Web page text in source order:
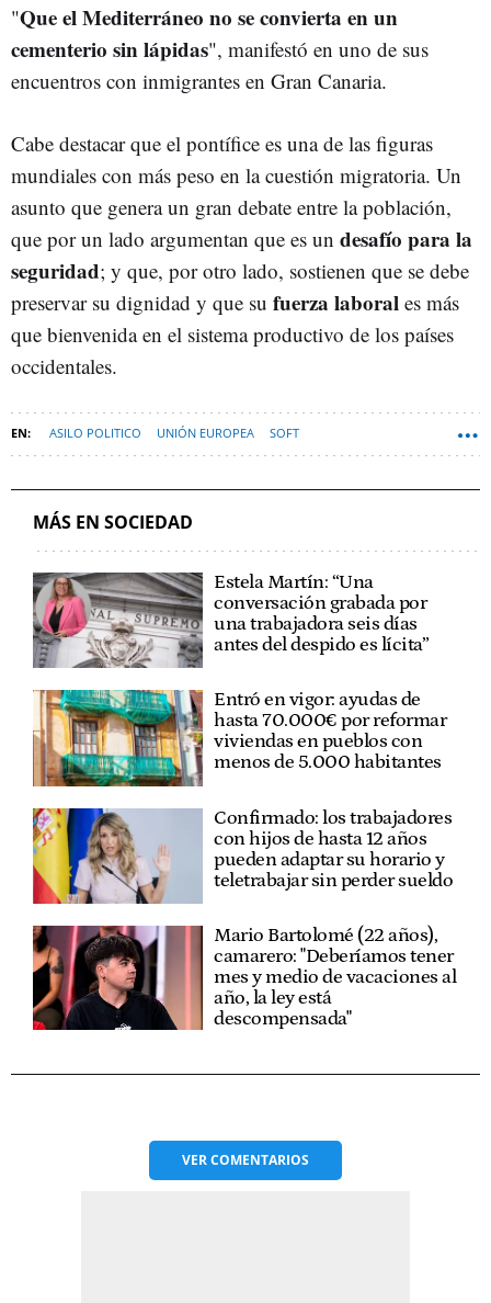
"Que el Mediterráneo no se convierta en un
cementerio sin lápidas", manifestó en uno de sus
encuentros con inmigrantes en Gran Canaria.
Cabe destacar que el pontífice es una de las figuras
mundiales con más peso en la cuestión migratoria. Un
asunto que genera un gran debate entre la población,
que por un lado argumentan que es un desafío para la
seguridad; y que, por otro lado, sostienen que se debe
preservar su dignidad y que su fuerza laboral es más
que bienvenida en el sistema productivo de los países
occidentales.
ASILO POLITICO UNIÓN EUROPEA SOFT
MÁS EN SOCIEDAD
Estela Martín: “Una
conversación grabada por
una trabajadora seis días
antes del despido es lícita”
Entró en vigor: ayudas de
hasta 70.000€ por reformar
viviendas en pueblos con
menos de 5.000 habitantes
Confirmado: los trabajadores
con hijos de hasta 12 años
pueden adaptar su horario y
teletrabajar sin perder sueldo
Mario Bartolomé (22 años),
camarero: "Deberíamos tener
mes y medio de vacaciones al
año, la ley está
descompensada"
VERCOMENTARIOS